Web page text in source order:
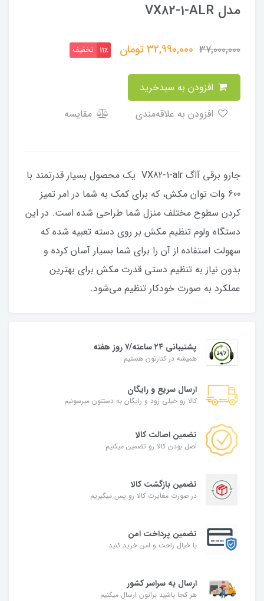
مدل VX82-1-ALR
37,000,000
32,990,000تومان 11٪ تخفیف
مقایسه
جارو برقی آاگ VX82-1-alr یک محصول بسیار قدرتمند با
600 وات توان مکش، که برای کمک به شما در امر تمیز
کردن سطوح مختلف منزل شما طراحی شده است. در این
دستگاه ولوم تنظیم مکش بر روی دسته تعبیه شده که
سهولت استفاده از آن را برای شما بسیار آسان کرده و
بدون نیاز به تنظیم دستی قدرت مکش برای بهترین
عملکرد به صورت خودکار تنظیم می‌شود.
پشتیبانی ۲۴ ساعته/۷ روز هفته
همیشه در کنارتون هستیم
ارسال سریع و رایگان
کالا رو خیلی زود و رایگان به دستتون میرسونیم
تضمین اصالت کالا
اصل بودن کالا رو تضمین میکنیم
تضمین بازگشت کالا
در صورت مغایرت کالا رو پس میگیریم
تضمین پرداخت امن
با خیال راحت و امن خرید کنید
ارسال به سراسر کشور
هر کجا باشید براتون ارسال میکنیم